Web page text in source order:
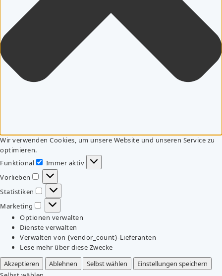
Wir verwenden Cookies, um unsere Website und unseren Service zu
optimieren.
Funktional
Funktional
Immer aktiv
Vorlieben
Vorlieben
Statistiken
Statistiken
Marketing
Marketing
Optionen verwalten
Dienste verwalten
Verwalten von {vendor_count}-Lieferanten
Lese mehr über diese Zwecke
Akzeptieren
Ablehnen Selbst wählen
Einstellungen speichern